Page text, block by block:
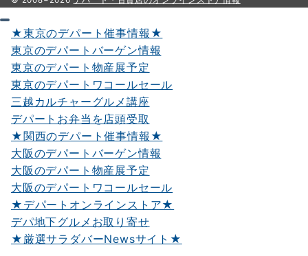
★東京のデパート催事情報★
東京のデパートバーゲン情報
東京のデパート物産展予定
東京のデパートワコールセール
三越カルチャーグルメ講座
デパートお弁当を店頭受取
★関西のデパート催事情報★
大阪のデパートバーゲン情報
大阪のデパート物産展予定
大阪のデパートワコールセール
★デパートオンラインストア★
デパ地下グルメお取り寄せ
★厳選サラダバーNewsサイト★